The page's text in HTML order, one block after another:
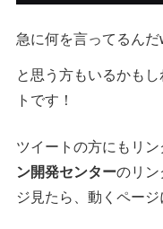
急に何を言ってるん
と思う方もいるかも
トです！
ツイートの方にもリ
ン開発センターのリ
ジ見たら、動くペー